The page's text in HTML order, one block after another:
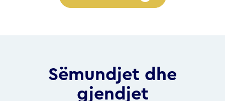
Sëmundjet dhe
gjendjet